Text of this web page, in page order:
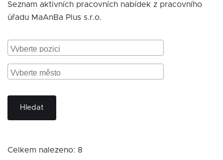
Seznam aktivních pracovních nabídek z pracovního
úřadu MaAnBa Plus s.r.o.
Hledat
Celkem nalezeno: 8